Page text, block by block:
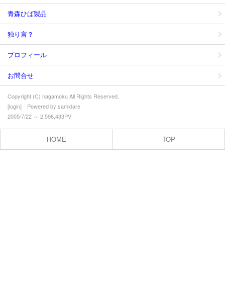
青森ひば製品
独り言？
プロフィール
お問合せ
Copyright (C) nagamoku All Rights Reserved.
[login] Powered by samidare
2005/7/22 ～ 2,596,433PV
HOME TOP